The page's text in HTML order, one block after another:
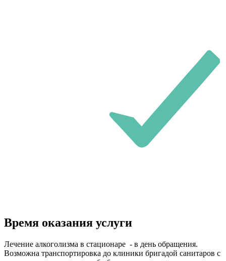
Время оказания услуги
Лечение алкоголизма в стационаре - в день обращения.
Возможна транспортировка до клиники бригадой санитаров с